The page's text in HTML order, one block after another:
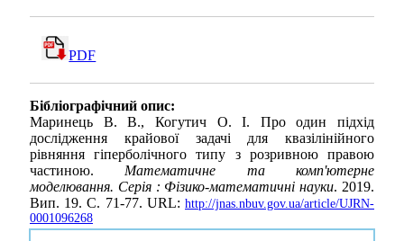
PDF
Бібліографічний опис:
Маринець В. В., Когутич О. І. Про один підхід
дослідження крайової задачі для квазілінійного
рівняння гіперболічного типу з розривною правою
частиною.Математичне та комп'ютерне
моделювання. Серія : Фізико-математичні науки. 2019.
Вип. 19. С. 71-77. URL: http://jnas.nbuv.gov.ua/article/UJRN-
0001096268